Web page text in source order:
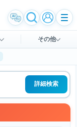
その他
詳細検索